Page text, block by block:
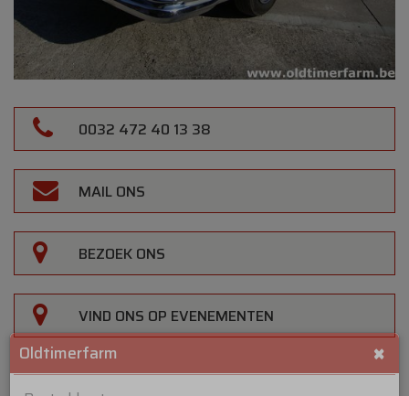
0032 472 40 13 38
MAIL ONS
BEZOEK ONS
VIND ONS OP EVENEMENTEN